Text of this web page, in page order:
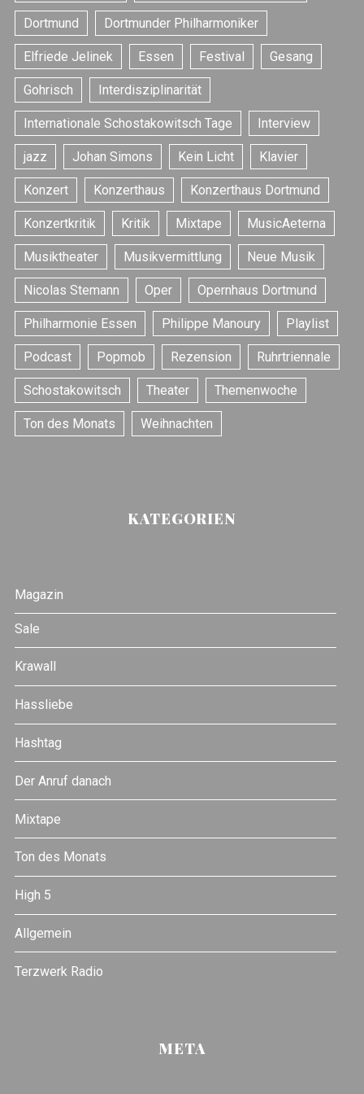
Dortmund Dortmunder Philharmoniker
Elfriede Jelinek Essen Festival Gesang
Gohrisch Interdisziplinarität
Internationale Schostakowitsch Tage Interview
jazz Johan Simons Kein Licht Klavier
Konzert Konzerthaus Konzerthaus Dortmund
Konzertkritik Kritik Mixtape MusicAeterna
Musiktheater Musikvermittlung Neue Musik
Nicolas Stemann Oper Opernhaus Dortmund
Philharmonie Essen Philippe Manoury Playlist
Podcast Popmob Rezension Ruhrtriennale
Schostakowitsch Theater Themenwoche
Ton des Monats Weihnachten
KATEGORIEN
Magazin
Sale
Krawall
Hassliebe
Hashtag
Der Anruf danach
Mixtape
Ton des Monats
High 5
Allgemein
Terzwerk Radio
META